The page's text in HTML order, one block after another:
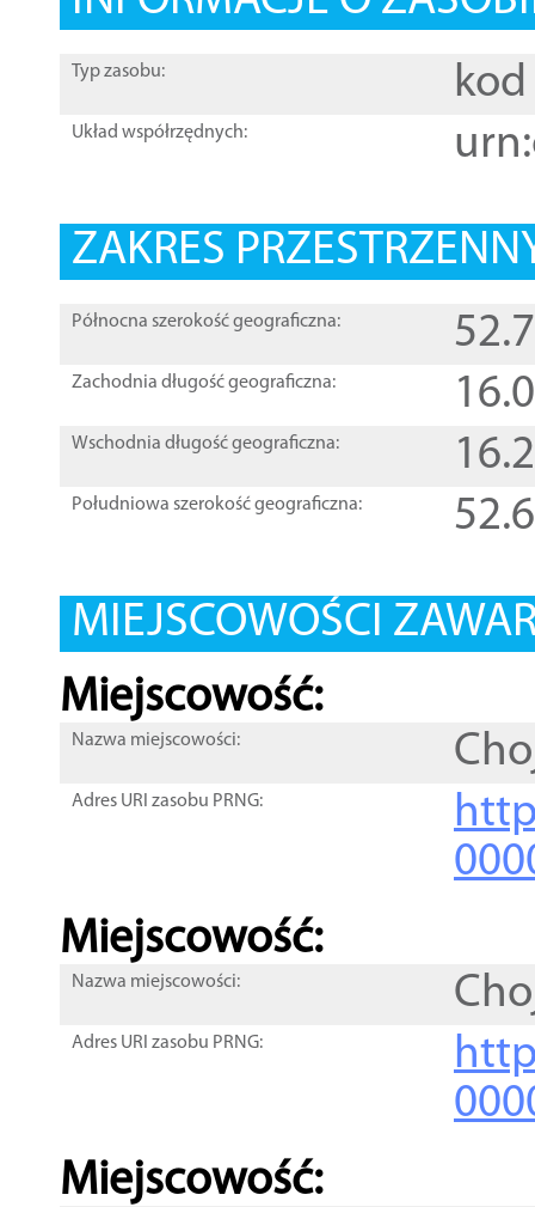
Typ zasobu: kod
Układ współrzędnych:
ZAKRES
Północna szerokość geograficzna:
Zachodnia długość geograficzna:
Wschodnia długość geograficzna:
Południowa szerokość geograficzna:
MIEJSCOWOŚCI
Miejscowość:
Nazwa miejscowości:
Adres URI zasobu PRNG:
Miejscowość:
Nazwa miejscowości:
Adres URI zasobu PRNG:
Miejscowość: